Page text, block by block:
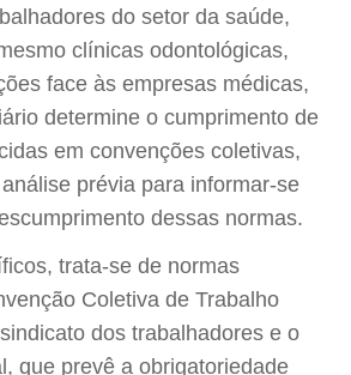
do setor da saúde,
clínicas odontológicas,
face às empresas médicas,
determine o cumprimento de
em convenções coletivas,
prévia para informar-se
dessas normas.
trata-se de normas
Coletiva de Trabalho
dos trabalhadores e o
que prevê a obrigatoriedade